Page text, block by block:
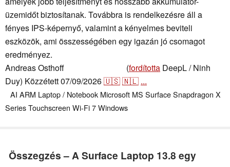
üzemidőt biztosítanak. Továbbra is rendelkezésre áll a
fényes IPS-képernyő, valamint a kényelmes beviteli
eszközök, ami összességében egy igazán jó csomagot
eredményez.
Andreas Osthoff
(fordította DeepL / Ninh
Duy) Közzétett07/09/2026🇺🇸🇳🇱 ...
AI ARM Laptop / Notebook Microsoft MS SurfaceSnapdragon X
SeriesTouchscreen Wi-Fi 7Windows
Összegzés – A Surface Laptop 13.8 egy